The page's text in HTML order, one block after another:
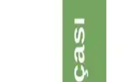
antioksidan ve sıkılaştırıcı
ve canlandırıcı özellikleriyle
parçası haline gelir.
Ürünlerindeki Rolü: